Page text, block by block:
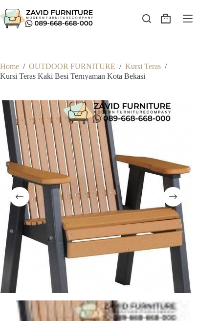
to
content
Shopping
Home / OUTDOOR FURNITURE / Kursi Teras /
Kursi Teras Kaki Besi Ternyaman Kota Bekasi